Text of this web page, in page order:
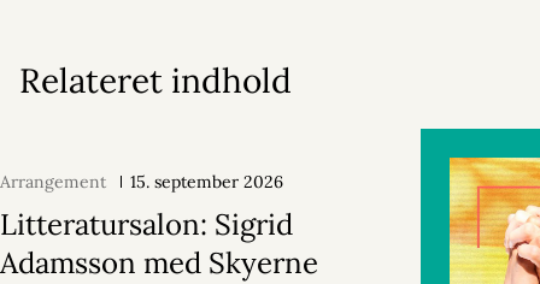
Relateret indhold
Arrangement 15. september 2026
Litteratursalon: Sigrid
Adamsson med Skyerne